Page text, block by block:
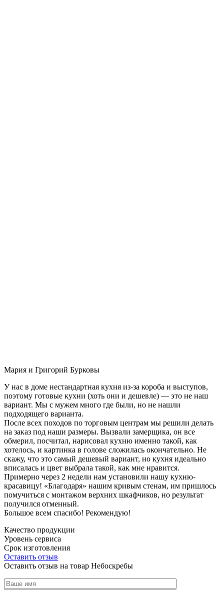
Мария и Григорий Бурковы
У нас в доме нестандартная кухня из-за короба и выступов,
поэтому готовые кухни (хоть они и дешевле) — это не наш
вариант. Мы с мужем много где были, но не нашли
подходящего варианта.
После всех походов по торговым центрам мы решили делать
на заказ под наши размеры. Вызвали замерщика, он все
обмерил, посчитал, нарисовал кухню именно такой, как
хотелось, и картинка в голове сложилась окончательно. Не
скажу, что это самый дешевый вариант, но кухня идеально
вписалась и цвет выбрала такой, как мне нравится.
Примерно через 2 недели нам установили нашу кухню-
красавицу! «Благодаря» нашим кривым стенам, им пришлось
помучиться с монтажом верхних шкафчиков, но результат
получился отменный.
Большое всем спасибо! Рекомендую!
Качество продукции
Уровень сервиса
Срок изготовления
Оставить отзыв
Оставить отзыв на товар Небоскребы